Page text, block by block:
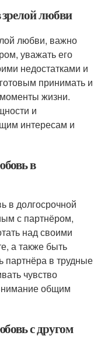
зрелой любви
любви, важно
уважать его
недостатками и
принимать и
жизни.
и
интересам и
в
в долгосрочной
с партнёром,
над своими
а также быть
партнёра в трудные
чувство
общим
с другом